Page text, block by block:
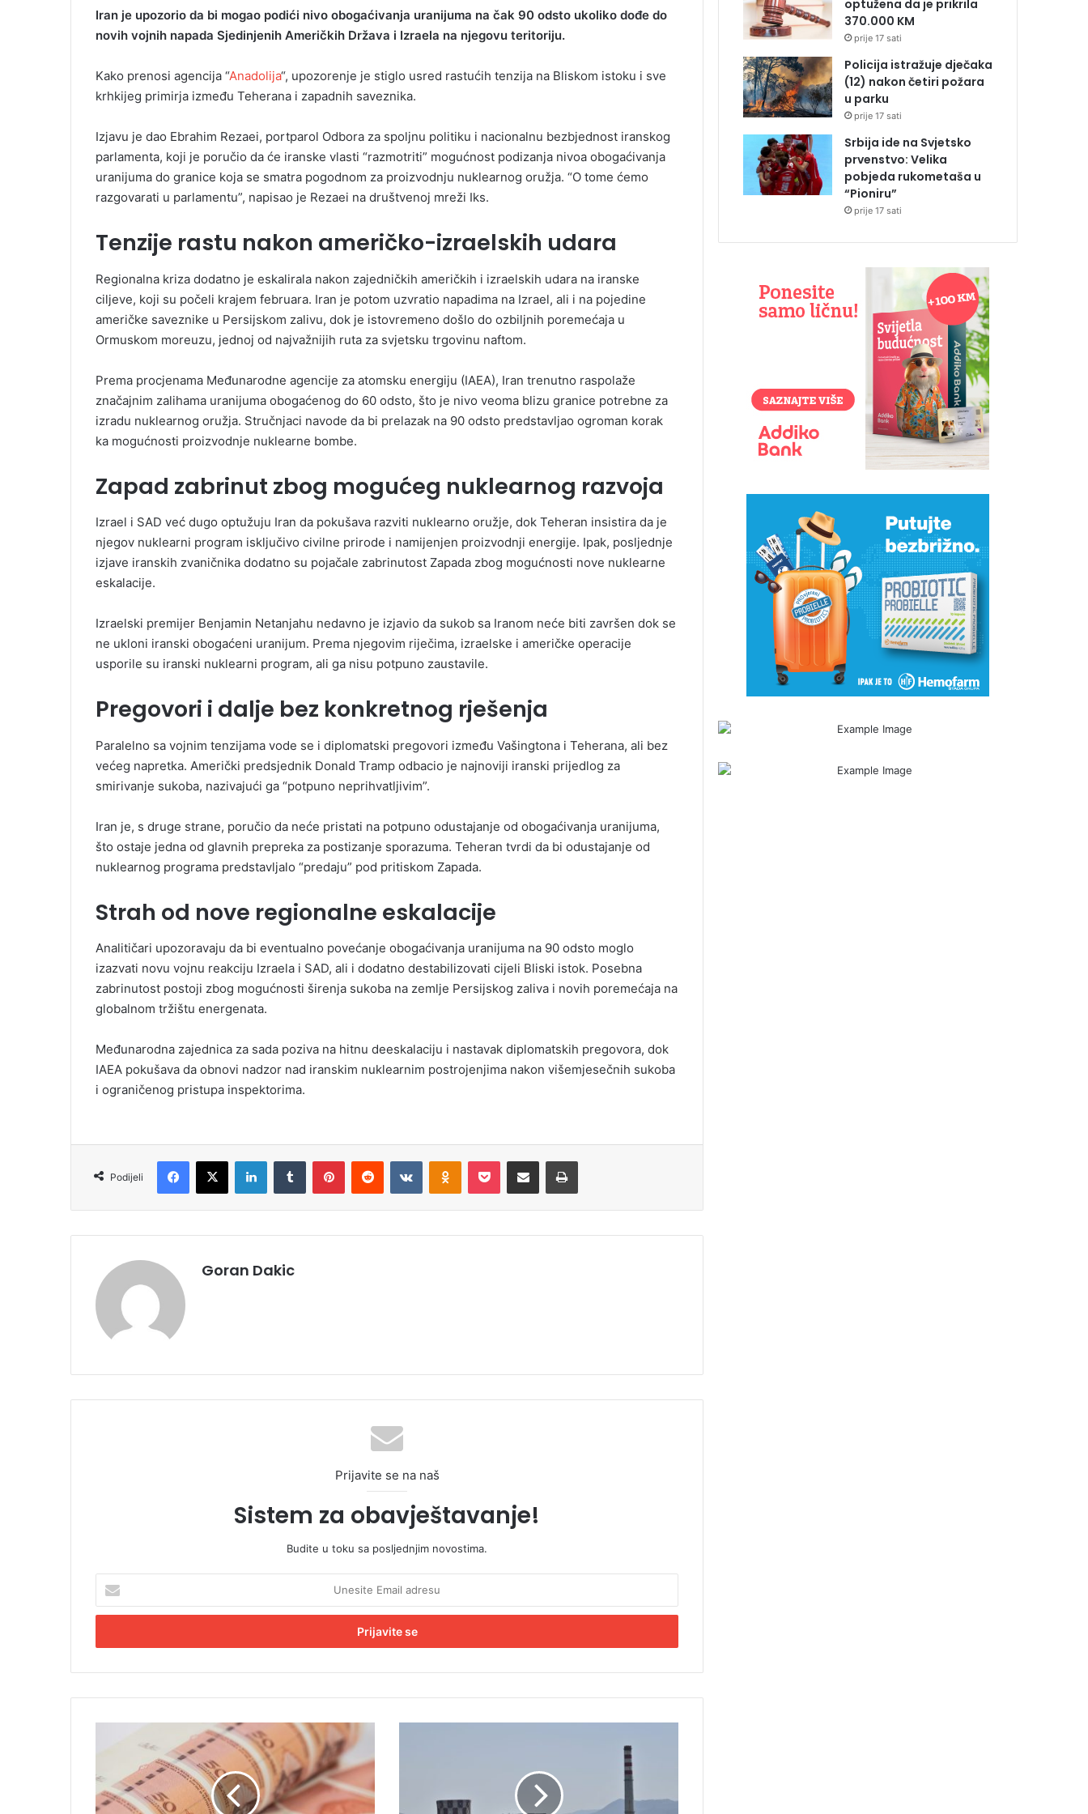
Iran je upozorio da bi mogao podići nivo obogaćivanja uranijuma na čak 90 odsto ukoliko dođe do
novih vojnih napada Sjedinjenih Američkih Država i Izraela na njegovu teritoriju.
Kako prenosi agencija “Anadolija“, upozorenje je stiglo usred rastućih tenzija na Bliskom istoku i sve
krhkijeg primirja između Teherana i zapadnih saveznika.
Izjavu je dao Ebrahim Rezaei, portparol Odbora za spoljnu politiku i nacionalnu bezbjednost iranskog
parlamenta, koji je poručio da će iranske vlasti “razmotriti” mogućnost podizanja nivoa obogaćivanja
uranijuma do granice koja se smatra pogodnom za proizvodnju nuklearnog oružja. “O tome ćemo
razgovarati u parlamentu”, napisao je Rezaei na društvenoj mreži Iks.
Tenzije rastu nakon američko-izraelskih udara
Regionalna kriza dodatno je eskalirala nakon zajedničkih američkih i izraelskih udara na iranske
ciljeve, koji su počeli krajem februara. Iran je potom uzvratio napadima na Izrael, ali i na pojedine
američke saveznike u Persijskom zalivu, dok je istovremeno došlo do ozbiljnih poremećaja u
Ormuskom moreuzu, jednoj od najvažnijih ruta za svjetsku trgovinu naftom.
Prema procjenama Međunarodne agencije za atomsku energiju (IAEA), Iran trenutno raspolaže
značajnim zalihama uranijuma obogaćenog do 60 odsto, što je nivo veoma blizu granice potrebne za
izradu nuklearnog oružja. Stručnjaci navode da bi prelazak na 90 odsto predstavljao ogroman korak
ka mogućnosti proizvodnje nuklearne bombe.
Zapad zabrinut zbog mogućeg nuklearnog razvoja
Izrael i SAD već dugo optužuju Iran da pokušava razviti nuklearno oružje, dok Teheran insistira da je
njegov nuklearni program isključivo civilne prirode i namijenjen proizvodnji energije. Ipak, posljednje
izjave iranskih zvaničnika dodatno su pojačale zabrinutost Zapada zbog mogućnosti nove nuklearne
eskalacije.
Izraelski premijer Benjamin Netanjahu nedavno je izjavio da sukob sa Iranom neće biti završen dok se
ne ukloni iranski obogaćeni uranijum. Prema njegovim riječima, izraelske i američke operacije
usporile su iranski nuklearni program, ali ga nisu potpuno zaustavile.
Pregovori i dalje bez konkretnog rješenja
Paralelno sa vojnim tenzijama vode se i diplomatski pregovori između Vašingtona i Teherana, ali bez
većeg napretka. Američki predsjednik Donald Tramp odbacio je najnoviji iranski prijedlog za
smirivanje sukoba, nazivajući ga “potpuno neprihvatljivim”.
Iran je, s druge strane, poručio da neće pristati na potpuno odustajanje od obogaćivanja uranijuma,
što ostaje jedna od glavnih prepreka za postizanje sporazuma. Teheran tvrdi da bi odustajanje od
nuklearnog programa predstavljalo “predaju” pod pritiskom Zapada.
Strah od nove regionalne eskalacije
Analitičari upozoravaju da bi eventualno povećanje obogaćivanja uranijuma na 90 odsto moglo
izazvati novu vojnu reakciju Izraela i SAD, ali i dodatno destabilizovati cijeli Bliski istok. Posebna
zabrinutost postoji zbog mogućnosti širenja sukoba na zemlje Persijskog zaliva i novih poremećaja na
globalnom tržištu energenata.
Međunarodna zajednica za sada poziva na hitnu deeskalaciju i nastavak diplomatskih pregovora, dok
IAEA pokušava da obnovi nadzor nad iranskim nuklearnim postrojenjima nakon višemjesečnih sukoba
i ograničenog pristupa inspektorima.
Podijeli
Goran Dakic
Prijavite se na naš
Sistem za obavještavanje!
Budite u toku sa posljednjim novostima.
e
i
E
a
d
e
s
optužena da je prikrila
370.000 KM
prije 17 sati
Policija istražuje dječaka
(12) nakon četiri požara
u parku
prije 17 sati
Srbija ide na Svjetsko
prvenstvo: Velika
pobjeda rukometaša u
“Pioniru”
prije 17 sati